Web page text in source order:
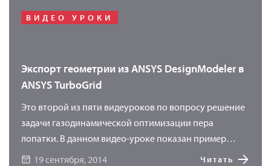
ВИДЕО УРОКИ
Экспорт геометрии из ANSYS DesignModeler в
ANSYS TurboGrid
Это второй из пяти видеуроков по вопросу решение
задачи газодинамической оптимизации пера
лопатки. В данном видео-уроке показан пример
экспорта в ANSYS TurboGrid14 геометрии проточной
19 сентября, 2014 Читать